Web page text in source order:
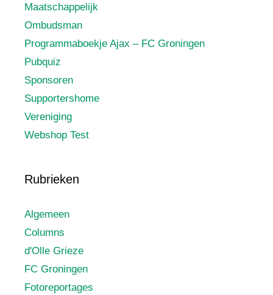
Maatschappelijk
Ombudsman
Programmaboekje Ajax – FC Groningen
Pubquiz
Sponsoren
Supportershome
Vereniging
Webshop Test
Rubrieken
Algemeen
Columns
d'Olle Grieze
FC Groningen
Fotoreportages